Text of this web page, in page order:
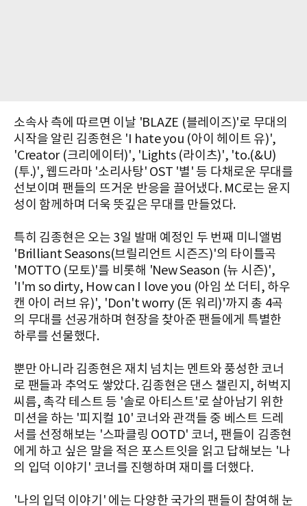
소속사 측에 따르면 이날 'BLAZE (블레이즈)'로 무대의
시작을 알린 김종현은 'I hate you (아이 헤이트 유)',
'Creator (크리에이터)', 'Lights (라이츠)', 'to.(&U)
(투.)', 웹드라마 '소리사탕' OST '별' 등 다채로운 무대를
선보이며 팬들의 뜨거운 반응을 끌어냈다. MC로는 윤지
성이 함께하며 더욱 뜻깊은 무대를 만들었다.
특히 김종현은 오는 3일 발매 예정인 두 번째 미니앨범
'Brilliant Seasons(브릴리언트 시즌즈)'의 타이틀곡
'MOTTO (모토)'를 비롯해 'New Season (뉴 시즌)',
'I'm so dirty, How can I love you (아임 쏘 더티, 하우
캔 아이 러브 유)', 'Don't worry (돈 워리)'까지 총 4곡
의 무대를 선공개하며 현장을 찾아준 팬들에게 특별한
하루를 선물했다.
뿐만 아니라 김종현은 재치 넘치는 멘트와 풍성한 코너
로 팬들과 추억도 쌓았다. 김종현은 댄스 챌린지, 허벅지
씨름, 촉각 테스트 등 '솔로 아티스트'로 살아남기 위한
미션을 하는 '피지컬 10' 코너와 관객들 중 베스트 드레
서를 선정해보는 '스파클링 OOTD' 코너, 팬들이 김종현
에게 하고 싶은 말을 적은 포스트잇을 읽고 답해보는 '나
의 입덕 이야기' 코너를 진행하며 재미를 더했다.
'나의 입덕 이야기' 에는 다양한 국가의 팬들이 참여해 눈